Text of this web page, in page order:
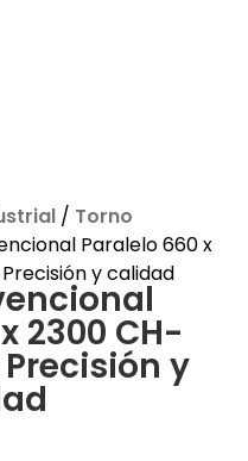
/ Torno
Paralelo 660 x
y calidad
2300 CH-
y